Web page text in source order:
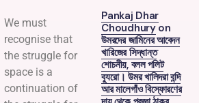
We must
recognise that
the struggle for
space is a
continuation of
Pankaj Dhar
Choudhuryon
উমরদের জামিনের আবেদন
খারিজের সিদ্ধান্ত
শোচনীয়, বলল পলিট
ব্যুরো। উমর খালিদরা বন্দি
আর মালেগাঁও বিস্ফোরণের